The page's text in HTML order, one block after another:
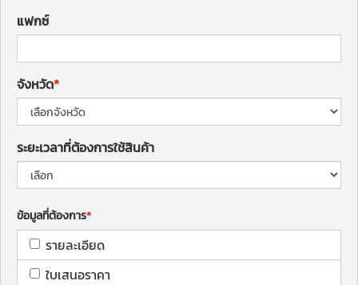
แฟกซ์
จังหวัด
ระยะเวลาที่ต้องการใช้สินค้า
ข้อมูลที่ต้องการ
รายละเอียด
ใบเสนอราคา